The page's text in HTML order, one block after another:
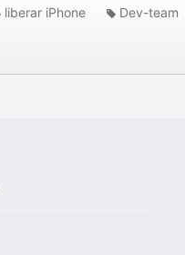
liberar iPhone Dev-team